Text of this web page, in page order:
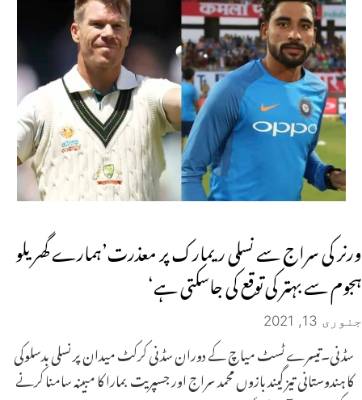
ورنر کی سراج سے نسلی ریمارک پر معذرت’ہمارے گھریلو
ہجوم سے بہتر کی توقع کی جاسکتی ہے‘
جنوری 13, 2021
سڈنی۔تیسرے ٹسٹ میاچ کے دوران سڈنی کرکٹ میدان پر نسلی بدسلوکی
کا ہندوستانی تیز گیند بازوں محمد سراج اور جسپریت بمارا کا مبینہ سامنا کرنے